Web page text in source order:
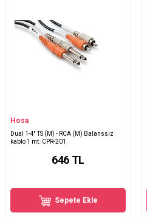
Hosa
Dual 1-4'' TS (M) - RCA (M) Balanssız
kablo 1 mt. CPR-201
646 TL
Sepete Ekle